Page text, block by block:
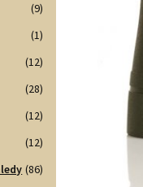
(9)
(1)
(12)
(28)
(12)
(12)
(86)